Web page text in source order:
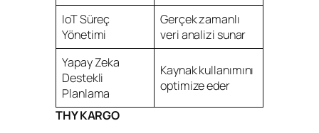
IoT Süreç
Yönetimi
Gerçek zamanlı
veri analizi sunar
Yapay Zeka
Destekli
Planlama
Kaynak kullanımını
optimize eder
THY KARGO